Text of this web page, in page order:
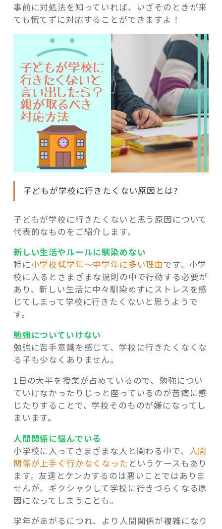
事前に対処法を知っていれば、いざそのときが来
ても慌てずに対応することができますよ！
子どもが学校に行きたくない原因とは?
子どもが学校に行きたくないと思う原因について
代表的なものをご紹介します。
新しい生活やルールに馴染めない
特に小学校低学年～中学年に多い理由です。小学
校に入るとさまざまな規則の中で行動する必要が
あり、新しい生活に中々馴染めずにストレスを感
じてしまって学校に行きたくないと思うようで
す。
勉強についていけない
勉強に苦手意識を感じて、学校に行きたくなくな
る子も少なくありません。
1日の大半を授業が占めているので、勉強につい
ていけなかったりじっと座っているのが苦痛に感
じたりすることで、学校そのものが嫌になってし
まいます。
人間関係に悩んでいる
小学校に入ってさまざまな人と関わる中で、
人間
関係が上手く行かなくなった というケースもあり
ます。友達とケンカするのは悪いことではありま
せんが、ギクシャクして学校に行きづらくなる原
因になってしまうことも。
学年があがるにつれ、より人間関係が複雑になり